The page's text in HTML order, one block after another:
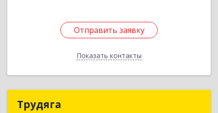
Отправить заявку
Показать контакты
Отправить заявку
Назад
Трудяга